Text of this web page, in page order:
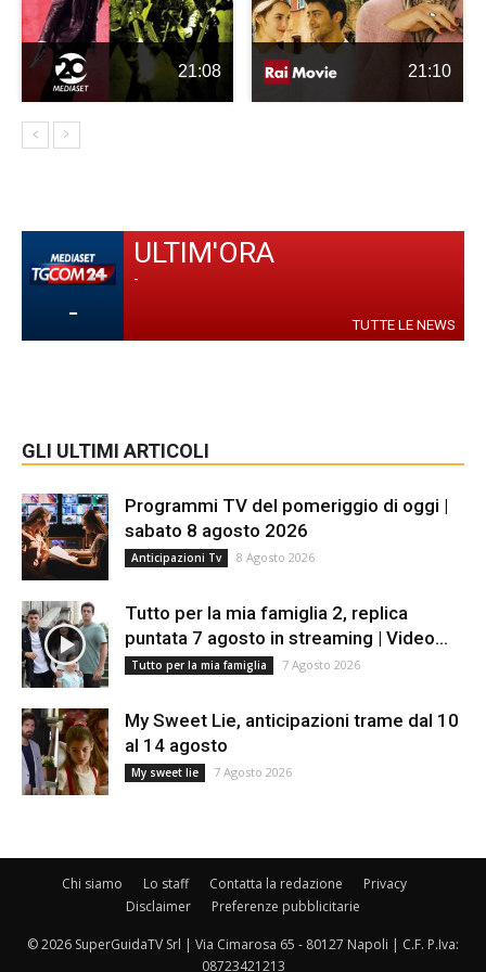
21:08 21:10
-
ULTIM'ORA
-
TUTTE LE NEWS
GLI ULTIMI ARTICOLI
Programmi TV del pomeriggio di oggi |
sabato 8 agosto 2026
Anticipazioni Tv 8 Agosto 2026
Tutto per la mia famiglia 2, replica
puntata 7 agosto in streaming | Video...
Tutto per la mia famiglia 7 Agosto 2026
My Sweet Lie, anticipazioni trame dal 10
al 14 agosto
My sweet lie 7 Agosto 2026
Chi siamo Lo staff Contatta la redazione
Privacy
Disclaimer
Preferenze pubblicitarie
© 2026 SuperGuidaTV Srl | Via Cimarosa 65 - 80127 Napoli | C.F. P.Iva:
08723421213